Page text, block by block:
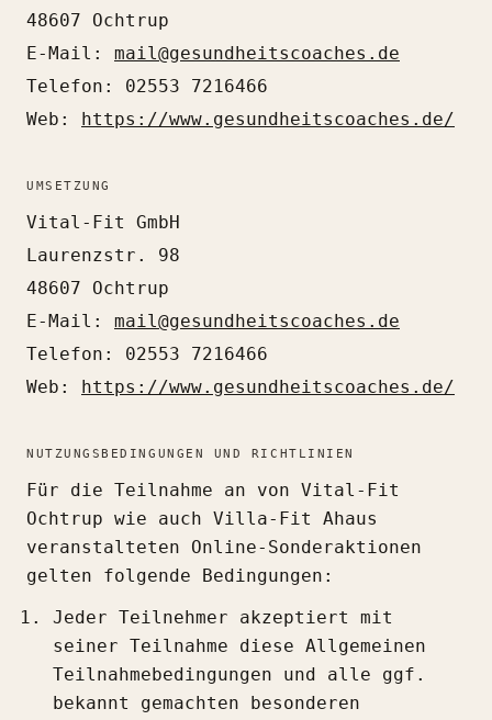
48607 Ochtrup
E-Mail:
mail@gesundheitscoaches.de
Telefon: 02553 7216466
Web:
https://www.gesundheitscoaches.de/
UMSETZUNG
Vital-Fit GmbH
Laurenzstr. 98
48607 Ochtrup
E-Mail:
mail@gesundheitscoaches.de
Telefon: 02553 7216466
Web:
https://www.gesundheitscoaches.de/
NUTZUNGSBEDINGUNGEN UND RICHTLINIEN
Für die Teilnahme an von Vital-Fit
Ochtrup wie auch Villa-Fit Ahaus
veranstalteten Online-Sonderaktionen
gelten folgende Bedingungen:
Jeder Teilnehmer akzeptiert mit
seiner Teilnahme diese Allgemeinen
Teilnahmebedingungen und alle ggf.
bekannt gemachten besonderen